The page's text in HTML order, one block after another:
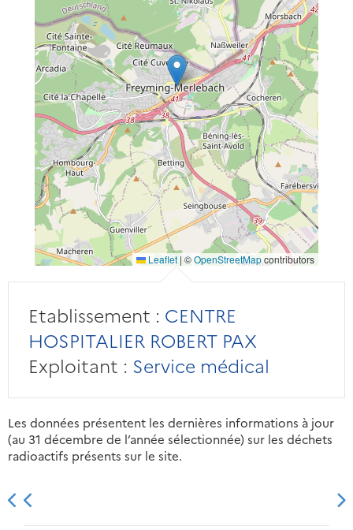
Leaflet | ©OpenStreetMapcontributors
Etablissement : CENTRE
HOSPITALIER ROBERT PAX
Exploitant : Service médical
Les données présentent les dernières informations à jour
(au 31 décembre de l’année sélectionnée) sur les déchets
radioactifs présents sur le site.